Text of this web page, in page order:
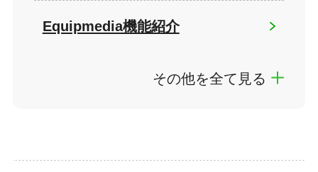
Equipmedia機能紹介
その他を全て見る